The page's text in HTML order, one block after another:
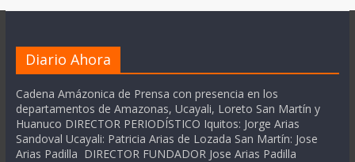
Diario Ahora
Cadena Amázonica de Prensa con presencia en los
departamentos de Amazonas, Ucayali, Loreto San Martín y
Huanuco DIRECTOR PERIODÍSTICO Iquitos: Jorge Arias
Sandoval Ucayali: Patricia Arias de Lozada San Martín: Jose
Arias Padilla DIRECTOR FUNDADOR Jose Arias Padilla